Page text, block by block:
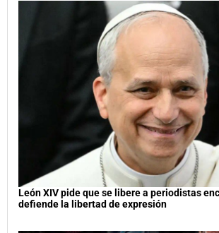
León XIV pide que se libere a periodistas
defiende la libertad de expresión